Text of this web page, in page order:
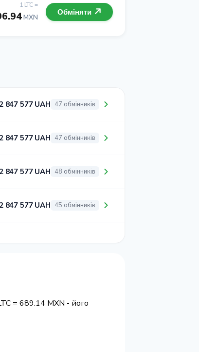
1 LTC =
MXN
Обміняти
847 577 UAH 47 обмінників
847 577 UAH 47 обмінників
847 577 UAH 48 обмінників
847 577 UAH 45 обмінників
= 689.14 MXN - його